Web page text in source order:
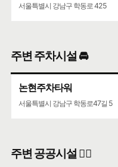
서울특별시 강남구 학동로 425
주변 주차시설 🚘
논현주차타워
서울특별시 강남구 학동로47길 5
주변 공공시설 👨‍✈️